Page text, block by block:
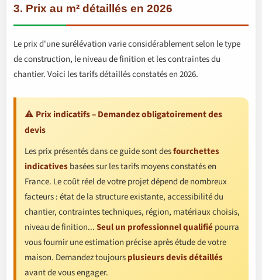
3. Prix au m² détaillés en 2026
Le prix d'une surélévation varie considérablement selon le type
de construction, le niveau de finition et les contraintes du
chantier. Voici les tarifs détaillés constatés en 2026.
⚠️ Prix indicatifs – Demandez obligatoirement des
devis
Les prix présentés dans ce guide sont desfourchettes
indicativesbasées sur les tarifs moyens constatés en
France. Le coût réel de votre projet dépend de nombreux
facteurs : état de la structure existante, accessibilité du
chantier, contraintes techniques, région, matériaux choisis,
niveau de finition...Seul un professionnel qualifiépourra
vous fournir une estimation précise après étude de votre
maison. Demandez toujoursplusieurs devis détaillés
avant de vous engager.